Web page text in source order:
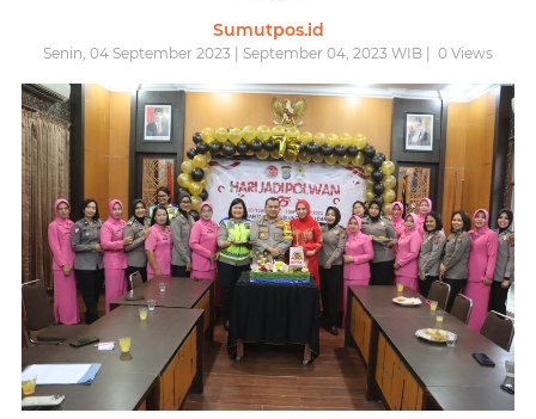
Sumutpos.id
Senin, 04 September 2023 | September 04, 2023 WIB | 0 Views